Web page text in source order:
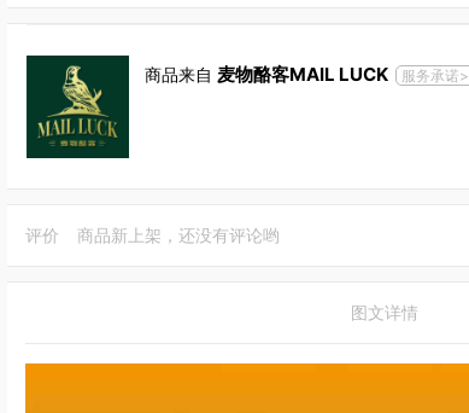
商品来自 麦物酪客MAIL LUCK 服务承诺>
评价 商品新上架，还没有评论哟
图文详情